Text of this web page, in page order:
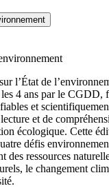
l’État de
4 ans par le CGDD,
et
et de
écologique. Cette
défis
des ressources
le changement